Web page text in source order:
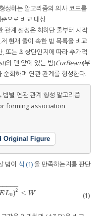
성하는 알고리즘의 의사 코드를
으로 비교 대상
관계 설정은 최하단 줄부터 시작
현재 줄이 속한 빔 목록을 비교
또는 최상단인지에 따라 추가적
)의 맨 앞에 있는 빔(CurBeam)부
순회하며 연관 관계를 형성한다.
빔별 연관 관계 형성 알고리즘
forming association
Original Figure
빔이 식 (1)을 만족하는지를 판단
L0 )2
−
−−−
≤ W
W (1)